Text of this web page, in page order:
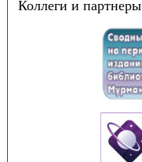
Коллеги и партнеры